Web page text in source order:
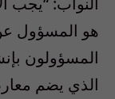
هو المسؤول
المسؤولون
الذي يضم